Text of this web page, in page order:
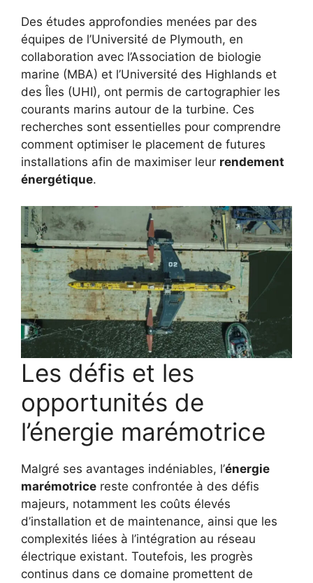
Des études approfondies menées par des
équipes de l’Université de Plymouth, en
collaboration avec l’Association de biologie
marine (MBA) et l’Université des Highlands et
des Îles (UHI), ont permis de cartographier les
courants marins autour de la turbine. Ces
recherches sont essentielles pour comprendre
comment optimiser le placement de futures
installations afin de maximiser leur rendement
énergétique.
Les défis et les
opportunités de
l’énergie marémotrice
Malgré ses avantages indéniables, l’énergie
marémotrice reste confrontée à des défis
majeurs, notamment les coûts élevés
d’installation et de maintenance, ainsi que les
complexités liées à l’intégration au réseau
électrique existant. Toutefois, les progrès
continus dans ce domaine promettent de